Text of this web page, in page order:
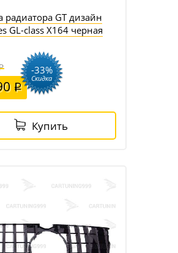
радиатора GT дизайн
GL-class X164 черная
-33%
Скидка
Купить